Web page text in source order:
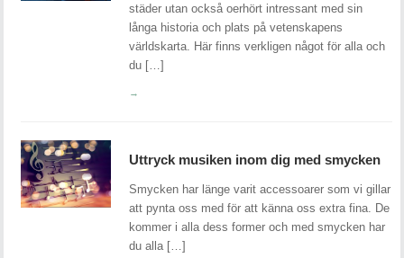
städer utan också oerhört intressant med sin
långa historia och plats på vetenskapens
världskarta. Här finns verkligen något för alla och
du […]
→
Uttryck musiken inom dig med smycken
Smycken har länge varit accessoarer som vi gillar
att pynta oss med för att känna oss extra fina. De
kommer i alla dess former och med smycken har
du alla […]